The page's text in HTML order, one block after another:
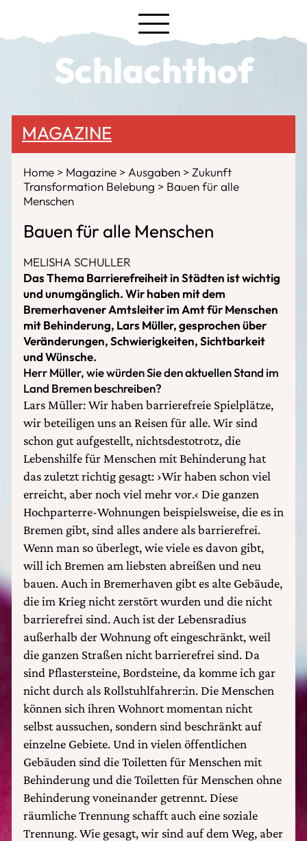
Schlachthof
MAGAZINE
Home Magazine Ausgaben
Zukunft
Transformation Belebung
Bauen für alle
Menschen
Bauen für alle Menschen
MELISHA SCHULLER
Das Thema Barrierefreiheit in Städten ist wichtig
und unumgänglich. Wir haben mit dem
Bremerhavener Amtsleiter im Amt für Menschen
mit Behinderung, Lars Müller, gesprochen über
Veränderungen, Schwierigkeiten, Sichtbarkeit
und Wünsche.
Herr Müller, wie würden Sie den aktuellen Stand im
Land Bremen beschreiben?
Lars Müller: Wir haben barrierefreie Spielplätze,
wir beteiligen uns an Reisen für alle. Wir sind
schon gut aufgestellt, nichtsdestotrotz, die
Lebenshilfe für Menschen mit Behinderung hat
das zuletzt richtig gesagt: ›Wir haben schon viel
erreicht, aber noch viel mehr vor.‹ Die ganzen
Hochparterre-Wohnungen beispielsweise, die es in
Bremen gibt, sind alles andere als barrierefrei.
Wenn man so überlegt, wie viele es davon gibt,
will ich Bremen am liebsten abreißen und neu
bauen. Auch in Bremerhaven gibt es alte Gebäude,
die im Krieg nicht zerstört wurden und die nicht
barrierefrei sind. Auch ist der Lebensradius
außerhalb der Wohnung oft eingeschränkt, weil
die ganzen Straßen nicht barrierefrei sind. Da
sind Pflastersteine, Bordsteine, da komme ich gar
nicht durch als Rollstuhlfahrer:in. Die Menschen
können sich ihren Wohnort momentan nicht
selbst aussuchen, sondern sind beschränkt auf
einzelne Gebiete. Und in vielen öffentlichen
Gebäuden sind die Toiletten für Menschen mit
Behinderung und die Toiletten für Menschen ohne
Behinderung voneinander getrennt. Diese
räumliche Trennung schafft auch eine soziale
Trennung. Wie gesagt, wir sind auf dem Weg, aber